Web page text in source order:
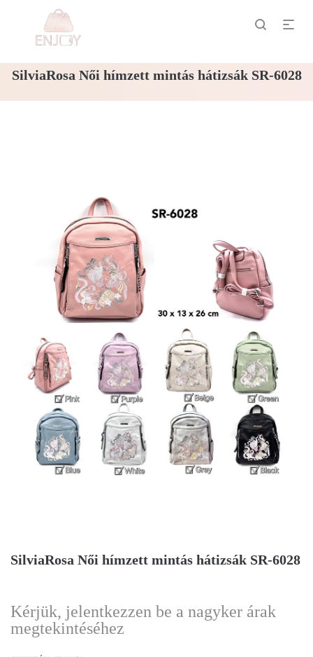
SilviaRosa Női hímzett mintás hátizsák SR-6028
SilviaRosa Női hímzett mintás hátizsák SR-6028
Kérjük, jelentkezzen be a nagyker árak
megtekintéséhez